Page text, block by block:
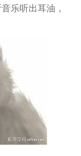
乐听出耳油，